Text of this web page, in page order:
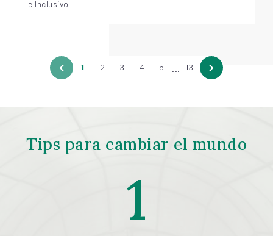
e Inclusivo
1 2 3 4 5 ... 13
Tips para cambiar el mundo
1